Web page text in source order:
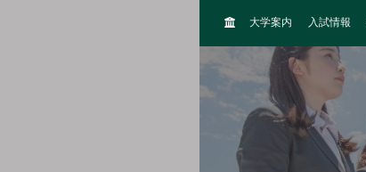
H
大学案内 入試情報